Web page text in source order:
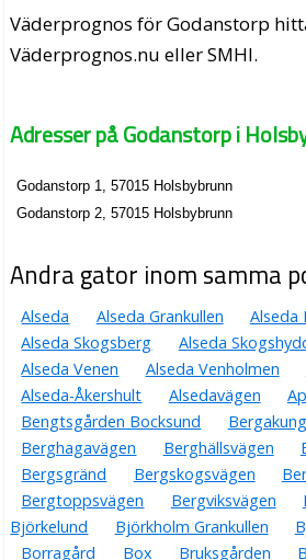
Väderprognos för Godanstorp
Väderprognos.nu eller SMHI.
Adresser på Godanstorp i
Godanstorp 1, 57015 Holsbybrunn
Godanstorp 2, 57015 Holsbybrunn
Andra gator inom samma
Alseda Alseda Grankullen Alseda
Alseda Skogsberg
Alseda
Alseda Venen
Alseda Venholmen
Alseda-Åkershult
Alsedavägen
Bengtsgården Bocksund
Berghagavägen
Berghällsvägen
Bergsgränd
Bergskogsvägen
Bergtoppsvägen
Bergviksvägen
Björkelund
Björkholm Grankullen
Borragård
Box Bruksgården